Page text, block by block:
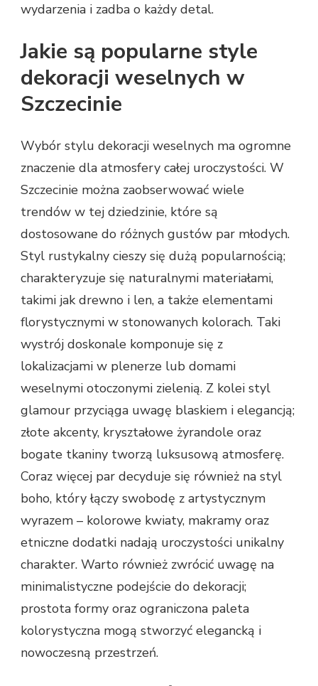
wydarzenia i zadba o każdy detal.
Jakie są popularne style
dekoracji weselnych w
Szczecinie
Wybór stylu dekoracji weselnych ma ogromne
znaczenie dla atmosfery całej uroczystości. W
Szczecinie można zaobserwować wiele
trendów w tej dziedzinie, które są
dostosowane do różnych gustów par młodych.
Styl rustykalny cieszy się dużą popularnością;
charakteryzuje się naturalnymi materiałami,
takimi jak drewno i len, a także elementami
florystycznymi w stonowanych kolorach. Taki
wystrój doskonale komponuje się z
lokalizacjami w plenerze lub domami
weselnymi otoczonymi zielenią. Z kolei styl
glamour przyciąga uwagę blaskiem i elegancją;
złote akcenty, kryształowe żyrandole oraz
bogate tkaniny tworzą luksusową atmosferę.
Coraz więcej par decyduje się również na styl
boho, który łączy swobodę z artystycznym
wyrazem – kolorowe kwiaty, makramy oraz
etniczne dodatki nadają uroczystości unikalny
charakter. Warto również zwrócić uwagę na
minimalistyczne podejście do dekoracji;
prostota formy oraz ograniczona paleta
kolorystyczna mogą stworzyć elegancką i
nowoczesną przestrzeń.